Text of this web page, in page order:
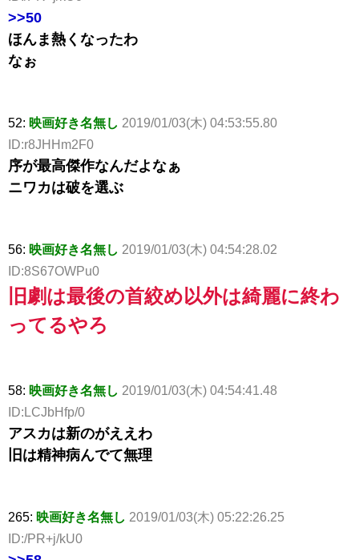
>>50
ほんま熱くなったわ
なぉ
52: 映画好き名無し 2019/01/03(木) 04:53:55.80
ID:r8JHHm2F0
序が最高傑作なんだよなぁ
ニワカは破を選ぶ
56: 映画好き名無し 2019/01/03(木) 04:54:28.02
ID:8S67OWPu0
旧劇は最後の首絞め以外は綺麗に終わ
ってるやろ
58: 映画好き名無し 2019/01/03(木) 04:54:41.48
ID:LCJbHfp/0
アスカは新のがええわ
旧は精神病んでて無理
265: 映画好き名無し 2019/01/03(木) 05:22:26.25
ID:/PR+j/kU0